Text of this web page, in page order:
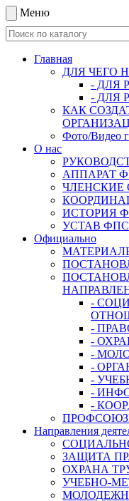
Меню
Главная
ДЛЯ ЧЕГО
- ДЛЯ
- ДЛЯ
КАК
Фото/Видео
О нас
АППАРАТ
ЧЛЕНСКИЕ
ИСТОРИЯ
УСТАВ
Официально
-
-
-
-
-
-
-
-
Направления
ЗАЩИТА
ОХРАНА
УЧЕБНО-